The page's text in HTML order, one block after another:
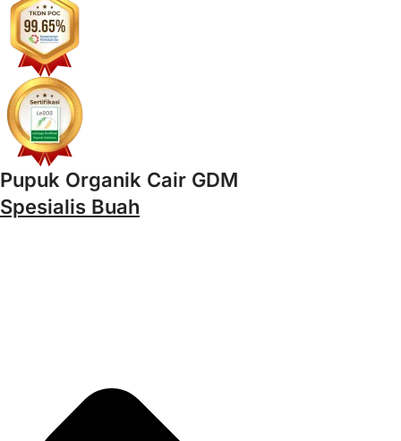
Pupuk Organik Cair GDM
Spesialis Buah